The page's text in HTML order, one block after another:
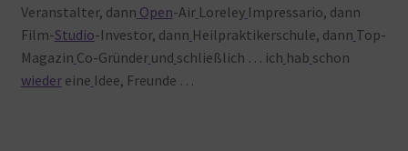
Veranstalter, dann Open-Air Loreley Impressario, dann
Film-Studio-Investor, dann Heilpraktikerschule, dann Top-
Magazin Co-Gründer und schließlich … ich hab schon
wiedereine Idee, Freunde …